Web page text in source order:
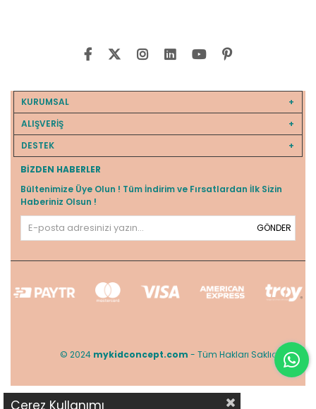
KURUMSAL
ALIŞVERİŞ
DESTEK
BIZDEN HABERLER
Bültenimize Üye Olun ! Tüm İndirim ve Fırsatlardan İlk Sizin
Haberiniz Olsun !
GÖNDER
© 2024 mykidconcept.com - Tüm Hakları Saklıdır.
Çerez Kullanımı